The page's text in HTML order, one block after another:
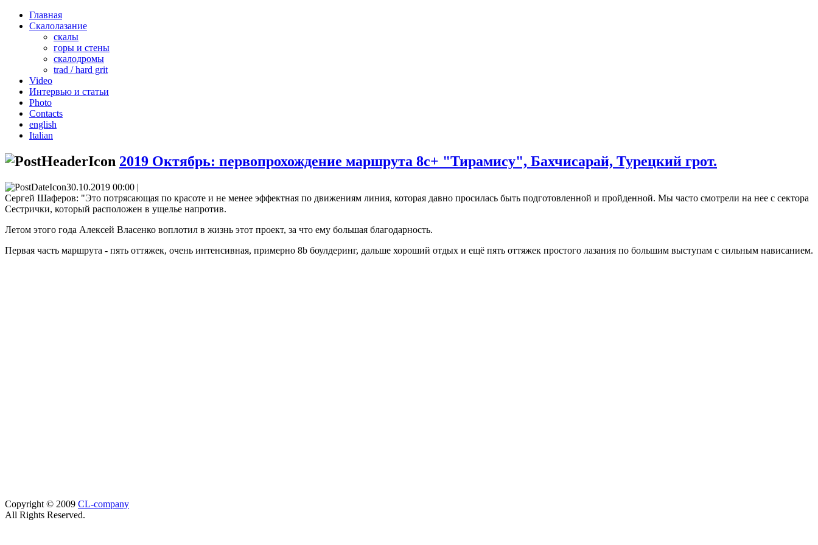
Главная
Скалолазание
скалы
горы и стены
скалодромы
trad / hard grit
Video
Интервью и статьи
Photo
Contacts
english
Italian
2019 Октябрь: первопрохождение маршрута 8с+ "Тирамису", Бахчисарай, Турецкий грот.
30.10.2019 00:00 |
Сергей Шаферов: "Это потрясающая по красоте и не менее эффектная по движениям линия, которая давно просилась быть подготовленной и пройденной. Мы часто смотрели на нее с сектора
Сестрички, который расположен в ущелье напротив.
Летом этого года Алексей Власенко воплотил в жизнь этот проект, за что ему большая благодарность.
Первая часть маршрута - пять оттяжек, очень интенсивная, примерно 8b боулдеринг, дальше хороший отдых и ещё пять оттяжек простого лазания по большим выступам с сильным нависанием.
Copyright © 2009 CL-company
All Rights Reserved.